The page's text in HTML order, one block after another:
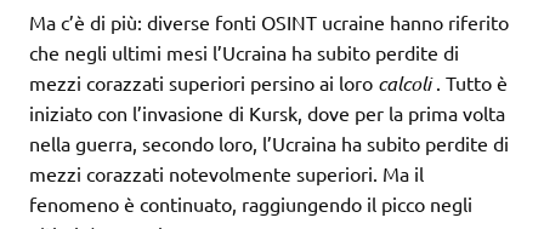
Ma c’è di più: diverse fonti OSINT ucraine hanno riferito
che negli ultimi mesi l’Ucraina ha subito perdite di
mezzi corazzati superiori persino ai loro calcoli. Tutto è
iniziato con l’invasione di Kursk, dove per la prima volta
nella guerra, secondo loro, l’Ucraina ha subito perdite di
mezzi corazzati notevolmente superiori. Ma il
fenomeno è continuato, raggiungendo il picco negli